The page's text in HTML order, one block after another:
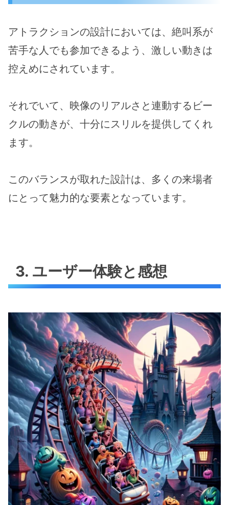
アトラクションの設計においては、絶叫系が
苦手な人でも参加できるよう、激しい動きは
控えめにされています。
それでいて、映像のリアルさと連動するビー
クルの動きが、十分にスリルを提供してくれ
ます。
このバランスが取れた設計は、多くの来場者
にとって魅力的な要素となっています。
3. ユーザー体験と感想